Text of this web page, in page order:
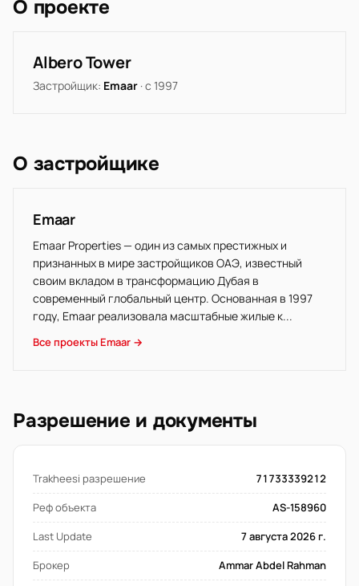
О проекте
Albero Tower
Застройщик: Emaar · с 1997
О застройщике
Emaar
Emaar Properties — один из самых престижных и
признанных в мире застройщиков ОАЭ, известный
своим вкладом в трансформацию Дубая в
современный глобальный центр. Основанная в 1997
году, Emaar реализовала масштабные жилые к...
Все проекты Emaar →
Разрешение и документы
Trakheesi разрешение
71733339212
Реф объекта
AS-158960
Last Update
7 августа 2026 г.
Брокер
Ammar Abdel Rahman